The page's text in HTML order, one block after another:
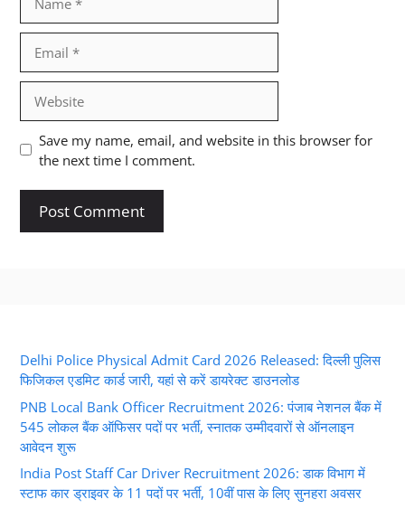
Save my name, email, and website in this browser for
the next time I comment.
Delhi Police Physical Admit Card 2026 Released: दिल्ली पुलिस
फिजिकल एडमिट कार्ड जारी, यहां से करें डायरेक्ट डाउनलोड
PNB Local Bank Officer Recruitment 2026: पंजाब नेशनल बैंक में
545 लोकल बैंक ऑफिसर पदों पर भर्ती, स्नातक उम्मीदवारों से ऑनलाइन
आवेदन शुरू
India Post Staff Car Driver Recruitment 2026: डाक विभाग में
स्टाफ कार ड्राइवर के 11 पदों पर भर्ती, 10वीं पास के लिए सुनहरा अवसर